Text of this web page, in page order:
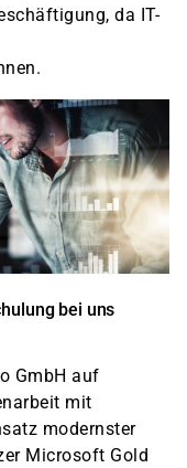
da IT-
bei uns
GmbH auf
mit
modernster
Microsoft Gold